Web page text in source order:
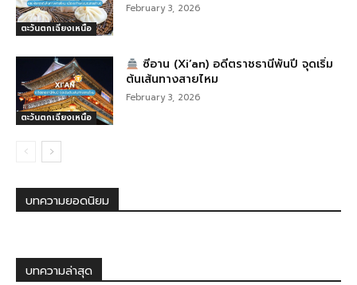
ตะวันตกเฉียงเหนือ
February 3, 2026
ตะวันตกเฉียงเหนือ
ซีอาน (Xi’an) อดีตราชธานีพันปี จุดเริ่ม
ต้นเส้นทางสายไหม
February 3, 2026
บทความยอดนิยม
บทความล่าสุด